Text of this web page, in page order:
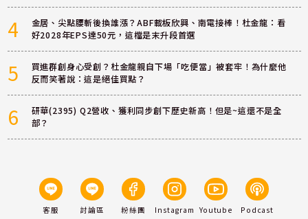
4
金居、尖點腰斬後換誰漲？ABF載板欣興、南電接棒！杜金龍：看
好2028年EPS達50元，這檔是末升段首選
5
買進群創身心受創？杜金龍親自下場「吃便當」被套牢！為什麼他
反而笑著說：這是絕佳買點？
6
研華(2395) Q2營收、獲利同步創下歷史新高！但是~這還不是全
部？
客服 討論區 粉絲團 Instagram Youtube Podcast